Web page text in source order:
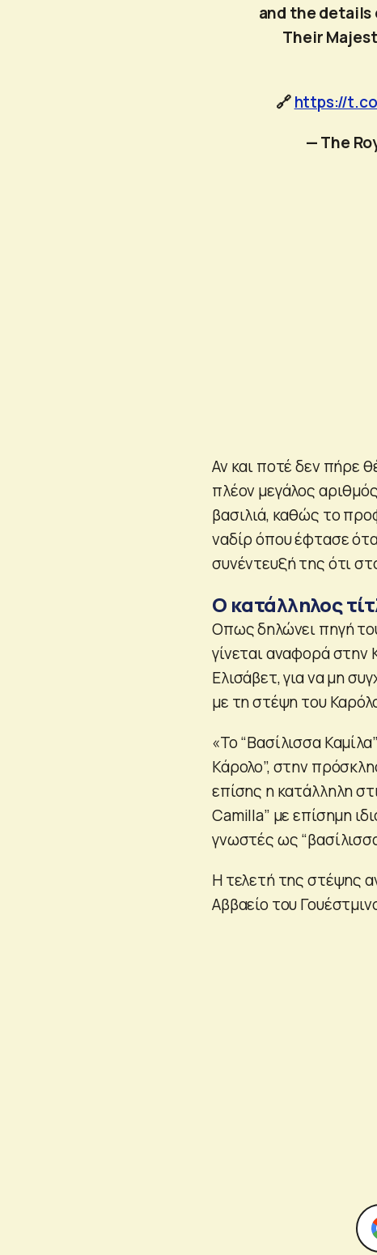
and the
Their
🔗https://
— The
Αν και ποτέ δεν πήρε
πλέον μεγάλος
βασιλιά, καθώς το
ναδίρ όπου έφτασε
συνέντευξή της ότι
Ο κατάλληλος
Οπως δηλώνει πηγή
γίνεται αναφορά στην
Ελισάβετ, για να μη
με τη στέψη του
«Το “Βασίλισσα
Κάρολο”, στην
επίσης η κατάλληλη
Camilla” με επίσημη
γνωστές ως
Η τελετή της στέψης
Αββαείο του